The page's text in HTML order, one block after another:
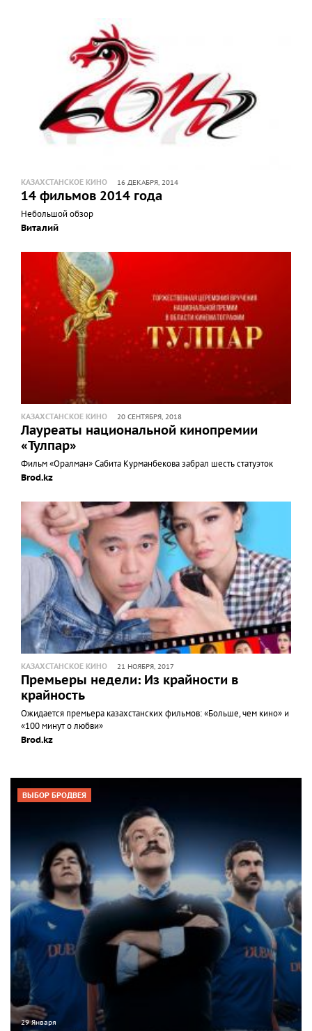
КАЗАХСТАНСКОЕ КИНО 16 ДЕКАБРЯ, 2014
14 фильмов 2014 года
Небольшой обзор
Виталий
КАЗАХСТАНСКОЕ КИНО 20 СЕНТЯБРЯ, 2018
Лауреаты национальной кинопремии
«Тулпар»
Фильм «Оралман» Сабита Курманбекова забрал шесть статуэток
Brod.kz
КАЗАХСТАНСКОЕ КИНО 21 НОЯБРЯ, 2017
Премьеры недели: Из крайности в
крайность
Ожидается премьера казахстанских фильмов: «Больше, чем кино» и
«100 минут о любви»
Brod.kz
ВЫБОР БРОДВЕЯ
29 Января